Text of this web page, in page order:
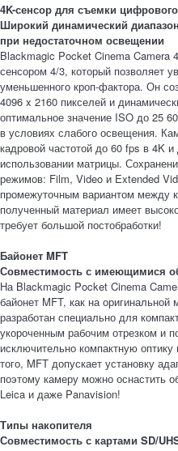
4K-сенсор для съемки
Широкий динамический
при недостаточном освещении
Blackmagic Pocket Cinema Camera
сенсором 4/3, который позволяет
уменьшенного кроп-фактора. Он
4096 x 2160 пикселей и
оптимальное значение ISO до 25
в условиях слабого освещения.
кадровой частотой до 60 fps в 4K
использовании матрицы.
режимов: Film, Video и Extended
промежуточным вариантом между
полученный материал имеет
требует большой постобработки!
Байонет MFT
Совместимость с имеющимися
На Blackmagic Pocket Cinema
байонет MFT, как на
разработан специально для
укороченным рабочим отрезком и
исключительно компактную
того, MFT допускает установку
поэтому камеру можно оснастить
Leica и даже Panavision!
Типы накопителя
Совместимость с картами SD/